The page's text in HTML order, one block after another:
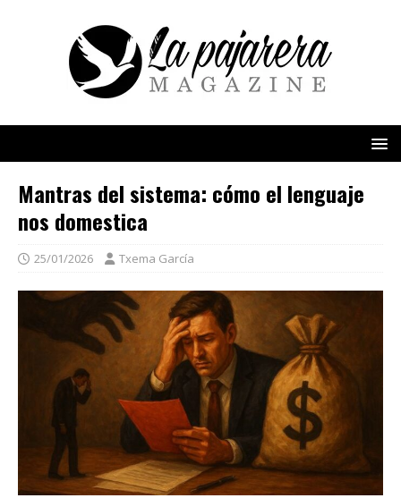
Mantras del sistema: cómo el lenguaje
nos domestica
25/01/2026 Txema García